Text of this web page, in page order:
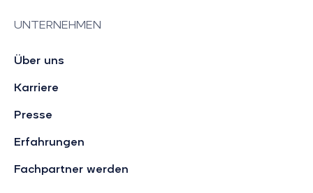
UNTERNEHMEN
Über uns
Karriere
Presse
Erfahrungen
Fachpartner werden